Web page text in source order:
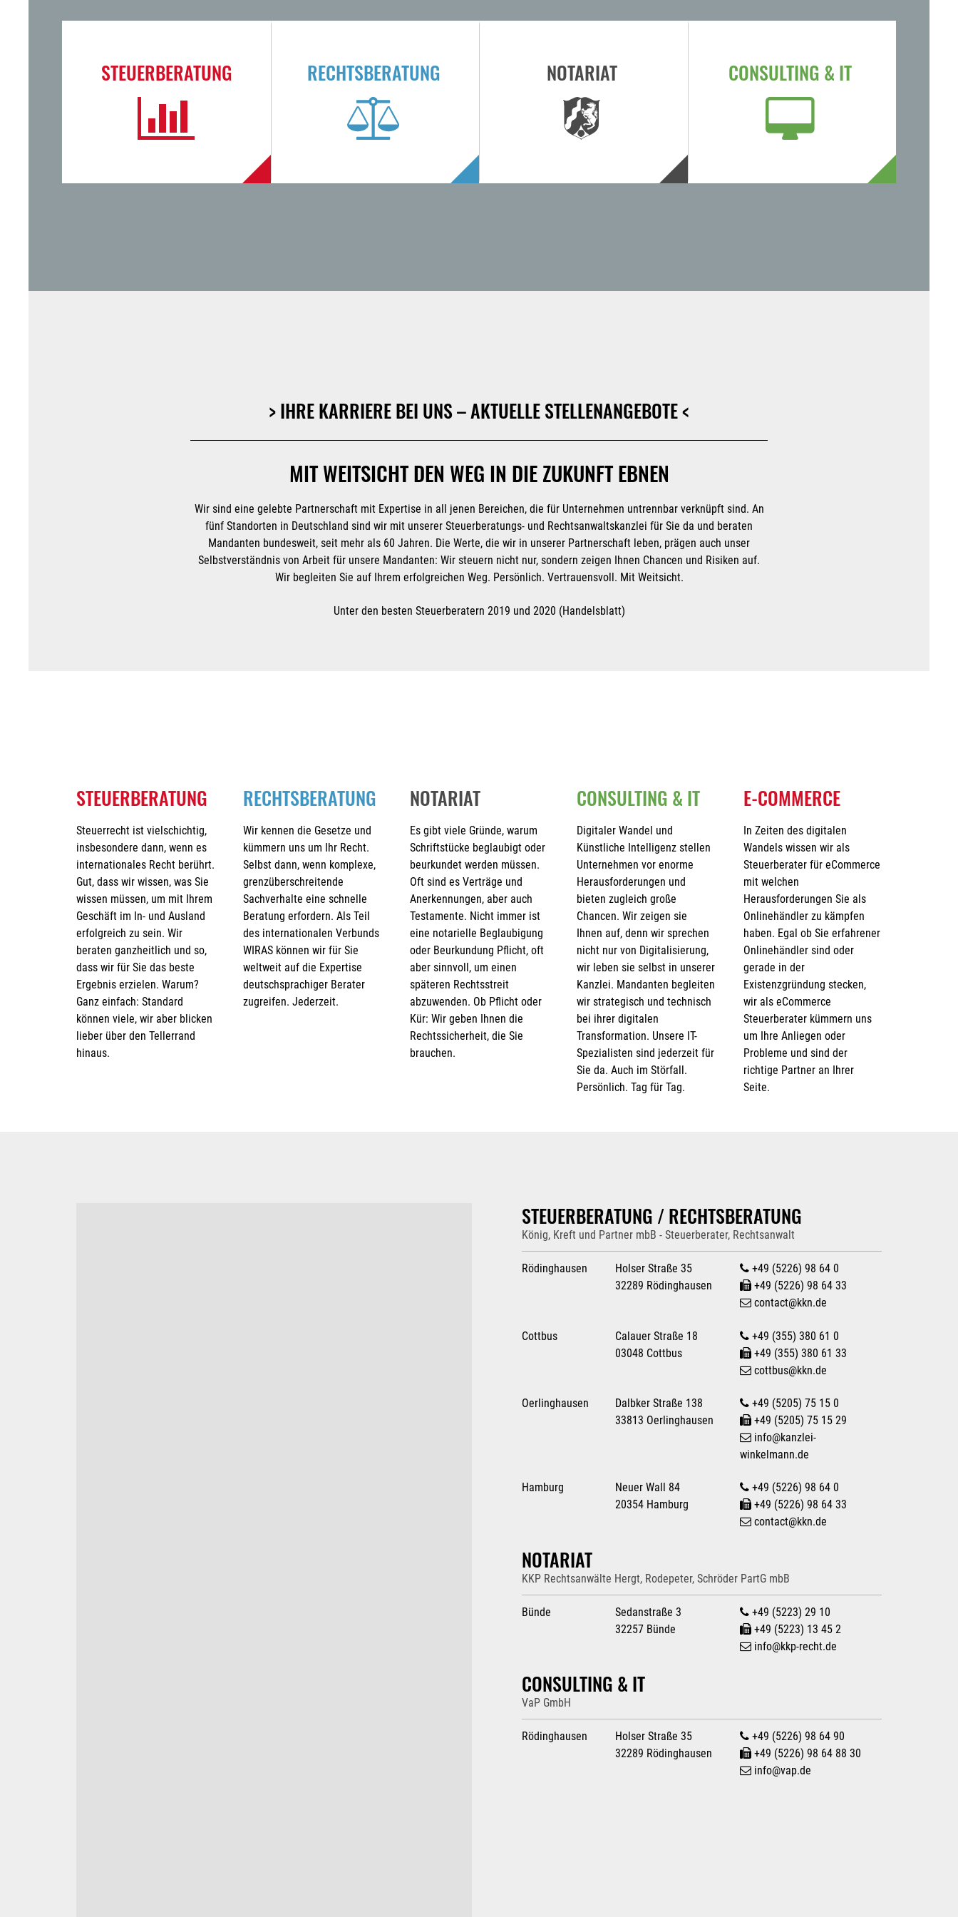
STEUERBERATUNG RECHTSBERATUNG NOTARIAT CONSULTING & IT
> IHRE KARRIERE BEI UNS – AKTUELLE STELLENANGEBOTE <
MIT WEITSICHT DEN WEG IN DIE ZUKUNFT EBNEN
Wir sind eine gelebte Partnerschaft mit Expertise in all jenen Bereichen, die für Unternehmen untrennbar verknüpft sind. An
fünf Standorten in Deutschland sind wir mit unserer Steuerberatungs- und Rechtsanwaltskanzlei für Sie da und beraten
Mandanten bundesweit, seit mehr als 60 Jahren. Die Werte, die wir in unserer Partnerschaft leben, prägen auch unser
Selbstverständnis von Arbeit für unsere Mandanten: Wir steuern nicht nur, sondern zeigen Ihnen Chancen und Risiken auf.
Wir begleiten Sie auf Ihrem erfolgreichen Weg. Persönlich. Vertrauensvoll. Mit Weitsicht.
Unter den besten Steuerberatern 2019 und 2020 (Handelsblatt)
STEUERBERATUNG
Steuerrecht ist vielschichtig,
insbesondere dann, wenn es
internationales Recht berührt.
Gut, dass wir wissen, was Sie
wissen müssen, um mit Ihrem
Geschäft im In- und Ausland
erfolgreich zu sein. Wir
beraten ganzheitlich und so,
dass wir für Sie das beste
Ergebnis erzielen. Warum?
Ganz einfach: Standard
können viele, wir aber blicken
lieber über den Tellerrand
hinaus.
RECHTSBERATUNG
Wir kennen die Gesetze und
kümmern uns um Ihr Recht.
Selbst dann, wenn komplexe,
grenzüberschreitende
Sachverhalte eine schnelle
Beratung erfordern. Als Teil
des internationalen Verbunds
WIRAS können wir für Sie
weltweit auf die Expertise
deutschsprachiger Berater
zugreifen. Jederzeit.
NOTARIAT
Es gibt viele Gründe, warum
Schriftstücke beglaubigt oder
beurkundet werden müssen.
Oft sind es Verträge und
Anerkennungen, aber auch
Testamente. Nicht immer ist
eine notarielle Beglaubigung
oder Beurkundung Pflicht, oft
aber sinnvoll, um einen
späteren Rechtsstreit
abzuwenden. Ob Pflicht oder
Kür: Wir geben Ihnen die
Rechtssicherheit, die Sie
brauchen.
CONSULTING & IT
Digitaler Wandel und
Künstliche Intelligenz stellen
Unternehmen vor enorme
Herausforderungen und
bieten zugleich große
Chancen. Wir zeigen sie
Ihnen auf, denn wir sprechen
nicht nur von Digitalisierung,
wir leben sie selbst in unserer
Kanzlei. Mandanten begleiten
wir strategisch und technisch
bei ihrer digitalen
Transformation. Unsere IT-
Spezialisten sind jederzeit für
Sie da. Auch im Störfall.
Persönlich. Tag für Tag.
E-COMMERCE
In Zeiten des digitalen
Wandels wissen wir als
Steuerberater für eCommerce
mit welchen
Herausforderungen Sie als
Onlinehändler zu kämpfen
haben. Egal ob Sie erfahrener
Onlinehändler sind oder
gerade in der
Existenzgründung stecken,
wir als eCommerce
Steuerberater kümmern uns
um Ihre Anliegen oder
Probleme und sind der
richtige Partner an Ihrer
Seite.
STEUERBERATUNG / RECHTSBERATUNG
König, Kreft und Partner mbB - Steuerberater, Rechtsanwalt
Rödinghausen
Holser Straße 35
32289 Rödinghausen
+49 (5226) 98 64 0
+49 (5226) 98 64 33
contact@kkn.de
Cottbus
Calauer Straße 18
03048 Cottbus
+49 (355) 380 61 0
+49 (355) 380 61 33
cottbus@kkn.de
Oerlinghausen
Dalbker Straße 138
33813 Oerlinghausen
+49 (5205) 75 15 0
+49 (5205) 75 15 29
info@kanzlei-
winkelmann.de
Hamburg
Neuer Wall 84
20354 Hamburg
+49 (5226) 98 64 0
+49 (5226) 98 64 33
contact@kkn.de
NOTARIAT
KKP Rechtsanwälte Hergt, Rodepeter, Schröder PartG mbB
Bünde
Sedanstraße 3
32257 Bünde
+49 (5223) 29 10
+49 (5223) 13 45 2
info@kkp-recht.de
CONSULTING & IT
VaP GmbH
Rödinghausen
Holser Straße 35
32289 Rödinghausen
+49 (5226) 98 64 90
+49 (5226) 98 64 88 30
info@vap.de